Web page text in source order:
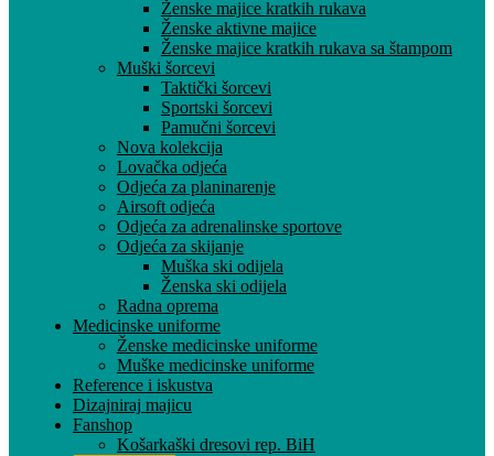
Ženske majice kratkih rukava
Ženske aktivne majice
Ženske majice kratkih rukava sa štampom
Muški šorcevi
Taktički šorcevi
Sportski šorcevi
Pamučni šorcevi
Nova kolekcija
Lovačka odjeća
Odjeća za planinarenje
Airsoft odjeća
Odjeća za adrenalinske sportove
Odjeća za skijanje
Muška ski odijela
Ženska ski odijela
Radna oprema
Medicinske uniforme
Ženske medicinske uniforme
Muške medicinske uniforme
Reference i iskustva
Dizajniraj majicu
Fanshop
Košarkaški dresovi rep. BiH